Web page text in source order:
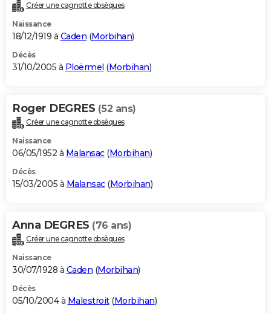
Créer une cagnotte obsèques
Naissance
18/12/1919 à Caden (Morbihan)
Décès
31/10/2005 à Ploërmel (Morbihan)
Roger DEGRES (52 ans)
Créer une cagnotte obsèques
Naissance
06/05/1952 à Malansac(Morbihan)
Décès
15/03/2005 à Malansac(Morbihan)
Anna DEGRES (76 ans)
Créer une cagnotte obsèques
Naissance
30/07/1928 à Caden (Morbihan)
Décès
05/10/2004 à Malestroit(Morbihan)